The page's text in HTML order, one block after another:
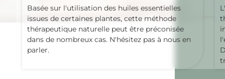
Basée sur l'utilisation des huiles essentielles
issues de certaines plantes, cette méthode
thérapeutique naturelle peut être préconisée
dans de nombreux cas. N'hésitez pas à nous en
parler.